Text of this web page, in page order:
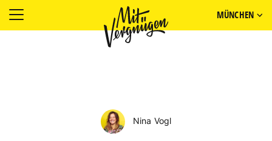
MÜNCHEN
Nina Vogl